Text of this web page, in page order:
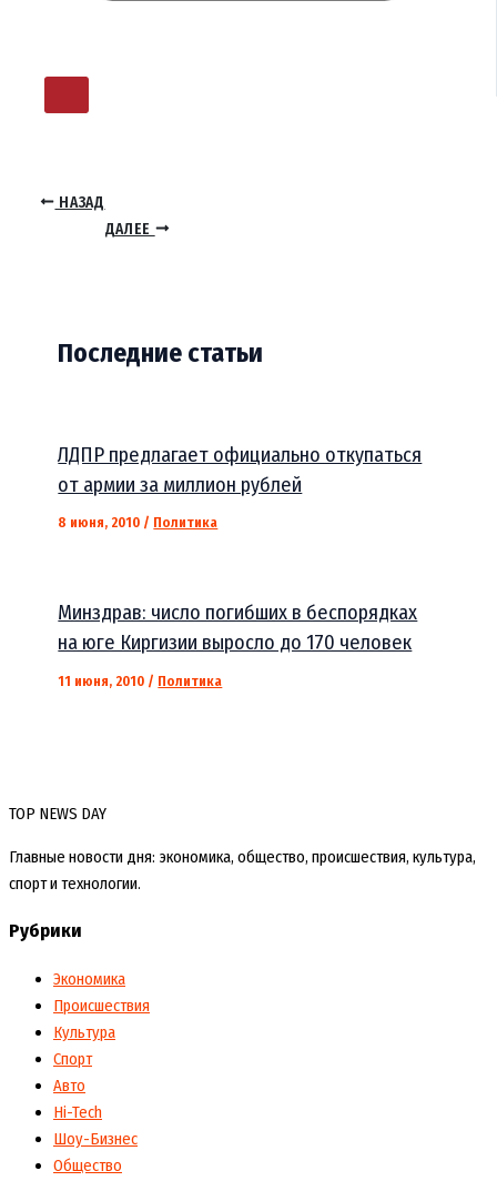
НАЗАД
ДАЛЕЕ
Последние статьи
ЛДПР предлагает официально откупаться
от армии за миллион рублей
8 июня, 2010 / Политика
Минздрав: число погибших в беспорядках
на юге Киргизии выросло до 170 человек
11 июня, 2010 / Политика
TOP NEWS DAY
Главные новости дня: экономика, общество, происшествия, культура,
спорт и технологии.
Рубрики
Экономика
Происшествия
Культура
Спорт
Авто
Hi-Tech
Шоу-Бизнес
Общество